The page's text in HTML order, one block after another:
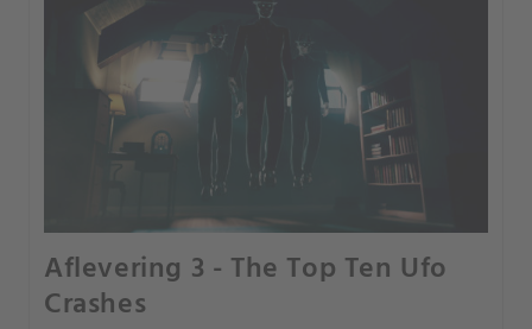
Aflevering 3 - The Top Ten Ufo
Crashes